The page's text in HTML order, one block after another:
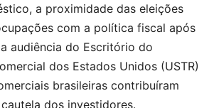
a proximidade das eleições
com a política fiscal após
audiência do Escritório do
dos Estados Unidos (USTR)
brasileiras contribuíram
dos investidores.